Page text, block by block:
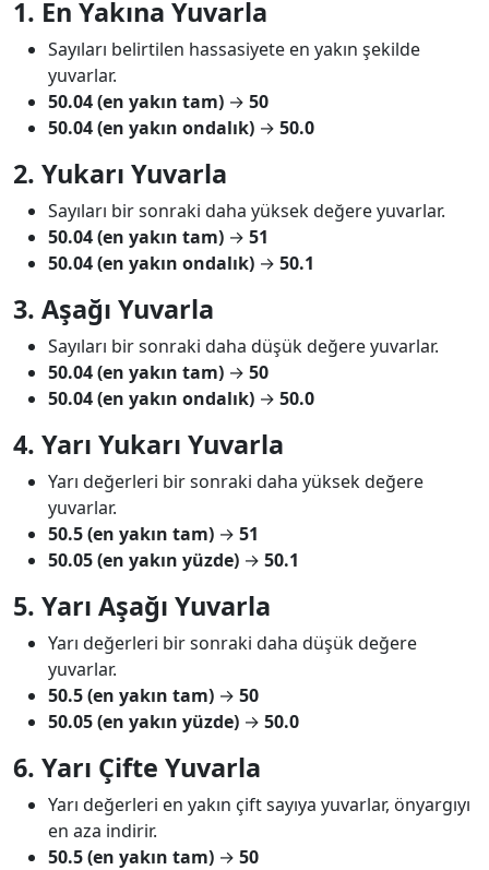
1. En Yakına Yuvarla
Sayıları belirtilen hassasiyete en yakın şekilde
yuvarlar.
50.04 (en yakın tam) → 50
50.04 (en yakın ondalık) → 50.0
2. Yukarı Yuvarla
Sayıları bir sonraki daha yüksek değere yuvarlar.
50.04 (en yakın tam) → 51
50.04 (en yakın ondalık) → 50.1
3. Aşağı Yuvarla
Sayıları bir sonraki daha düşük değere yuvarlar.
50.04 (en yakın tam) → 50
50.04 (en yakın ondalık) → 50.0
4. Yarı Yukarı Yuvarla
Yarı değerleri bir sonraki daha yüksek değere
yuvarlar.
50.5 (en yakın tam) → 51
50.05 (en yakın yüzde) → 50.1
5. Yarı Aşağı Yuvarla
Yarı değerleri bir sonraki daha düşük değere
yuvarlar.
50.5 (en yakın tam) → 50
50.05 (en yakın yüzde) → 50.0
6. Yarı Çifte Yuvarla
Yarı değerleri en yakın çift sayıya yuvarlar, önyargıyı
en aza indirir.
50.5 (en yakın tam) → 50